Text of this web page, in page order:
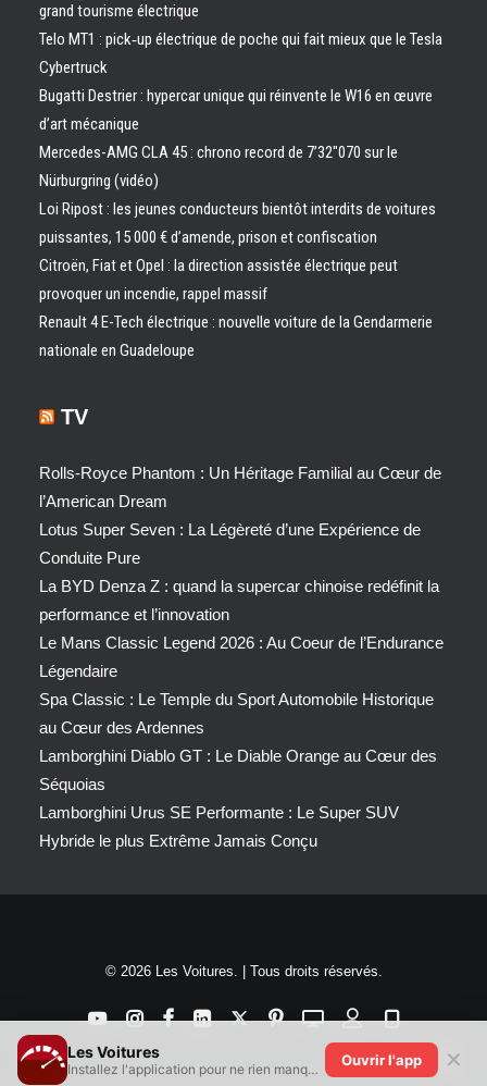
grand tourisme électrique
Telo MT1 : pick‑up électrique de poche qui fait mieux que le Tesla
Cybertruck
Bugatti Destrier : hypercar unique qui réinvente le W16 en œuvre
d’art mécanique
Mercedes-AMG CLA 45 : chrono record de 7’32″070 sur le
Nürburgring (vidéo)
Loi Ripost : les jeunes conducteurs bientôt interdits de voitures
puissantes, 15 000 € d’amende, prison et confiscation
Citroën, Fiat et Opel : la direction assistée électrique peut
provoquer un incendie, rappel massif
Renault 4 E-Tech électrique : nouvelle voiture de la Gendarmerie
nationale en Guadeloupe
TV
Rolls-Royce Phantom : Un Héritage Familial au Cœur de
l’American Dream
Lotus Super Seven : La Légèreté d’une Expérience de
Conduite Pure
La BYD Denza Z : quand la supercar chinoise redéfinit la
performance et l’innovation
Le Mans Classic Legend 2026 : Au Coeur de l’Endurance
Légendaire
Spa Classic : Le Temple du Sport Automobile Historique
au Cœur des Ardennes
Lamborghini Diablo GT : Le Diable Orange au Cœur des
Séquoias
Lamborghini Urus SE Performante : Le Super SUV
Hybride le plus Extrême Jamais Conçu
© 2026 Les Voitures. | Tous droits réservés.
Les Voitures
Installez l'application pour ne rien manquer !
Ouvrir l'app ✕